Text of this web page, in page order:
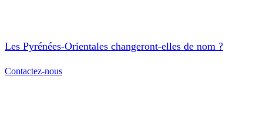
Les Pyrénées-Orientales changeront-elles de nom ?
Contactez-nous